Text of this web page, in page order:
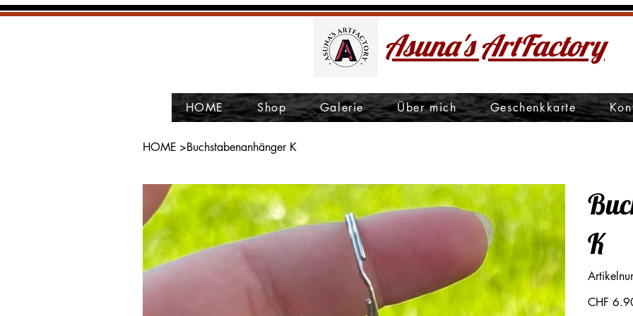
Asuna's ArtFactory
HOME Shop Galerie Über mich Geschenkkarte
HOME >Buchstabenanhänger K
K
Preis
CHF